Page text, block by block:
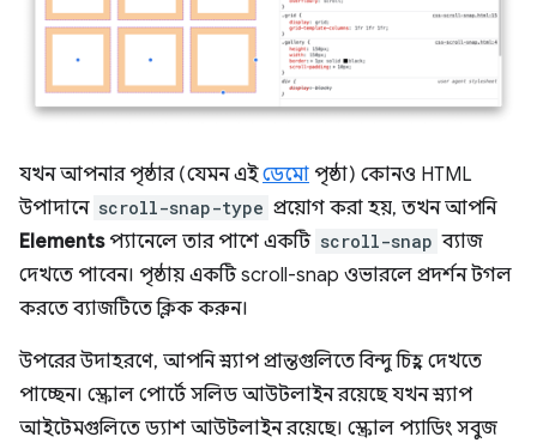
যখন আপনার পৃষ্ঠার (যেমন এইডেমো পৃষ্ঠা) কোনও HTML
উপাদানে scroll-snap-type প্রয়োগ করা হয়, তখন আপনি
Elementsপ্যানেলে তার পাশে একটি scroll-snap ব্যাজ
দেখতে পাবেন। পৃষ্ঠায় একটি scroll-snap ওভারলে প্রদর্শন টগল
করতে ব্যাজটিতে ক্লিক করুন।
উপরের উদাহরণে, আপনি স্ন্যাপ প্রান্তগুলিতে বিন্দু চিহ্ন দেখতে
পাচ্ছেন। স্ক্রোল পোর্টে সলিড আউটলাইন রয়েছে যখন স্ন্যাপ
আইটেমগুলিতে ড্যাশ আউটলাইন রয়েছে। স্ক্রোল প্যাডিং সবুজ